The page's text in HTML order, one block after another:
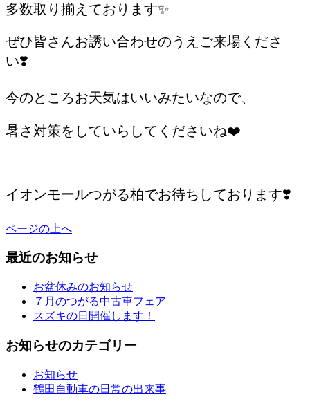
多数取り揃えております✨
ぜひ皆さんお誘い合わせのうえご来場くださ
い❣️
今のところお天気はいいみたいなので、
暑さ対策をしていらしてくださいね❤️
イオンモールつがる柏でお待ちしております❣️
ページの上へ
最近のお知らせ
お盆休みのお知らせ
７月のつがる中古車フェア
スズキの日開催します！
お知らせのカテゴリー
お知らせ
鶴田自動車の日常の出来事